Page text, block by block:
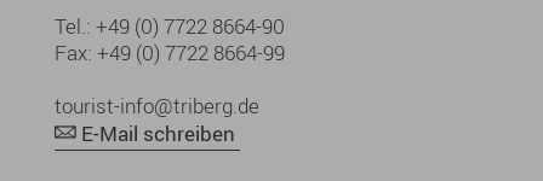
Tel.: +49 (0) 7722 8664-90
Fax: +49 (0) 7722 8664-99
tourist-info@triberg.de
E-Mail schreiben